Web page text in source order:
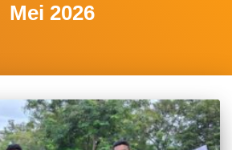
Mei 2026